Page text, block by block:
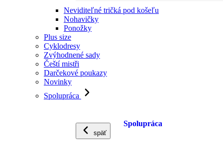
Neviditeľné tričká pod košeľu
Nohavičky
Ponožky
Plus size
Cyklodresy
Zvýhodnené sady
Čeští mistři
Darčekové poukazy
Novinky
Spolupráca
späť
Spolupráca